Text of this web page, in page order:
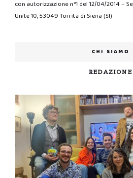
con autorizzazione n°1 del 12/04/2014 –
Unite 10, 53049 Torrita di Siena (SI)
CHI SIAMO
REDAZIONE